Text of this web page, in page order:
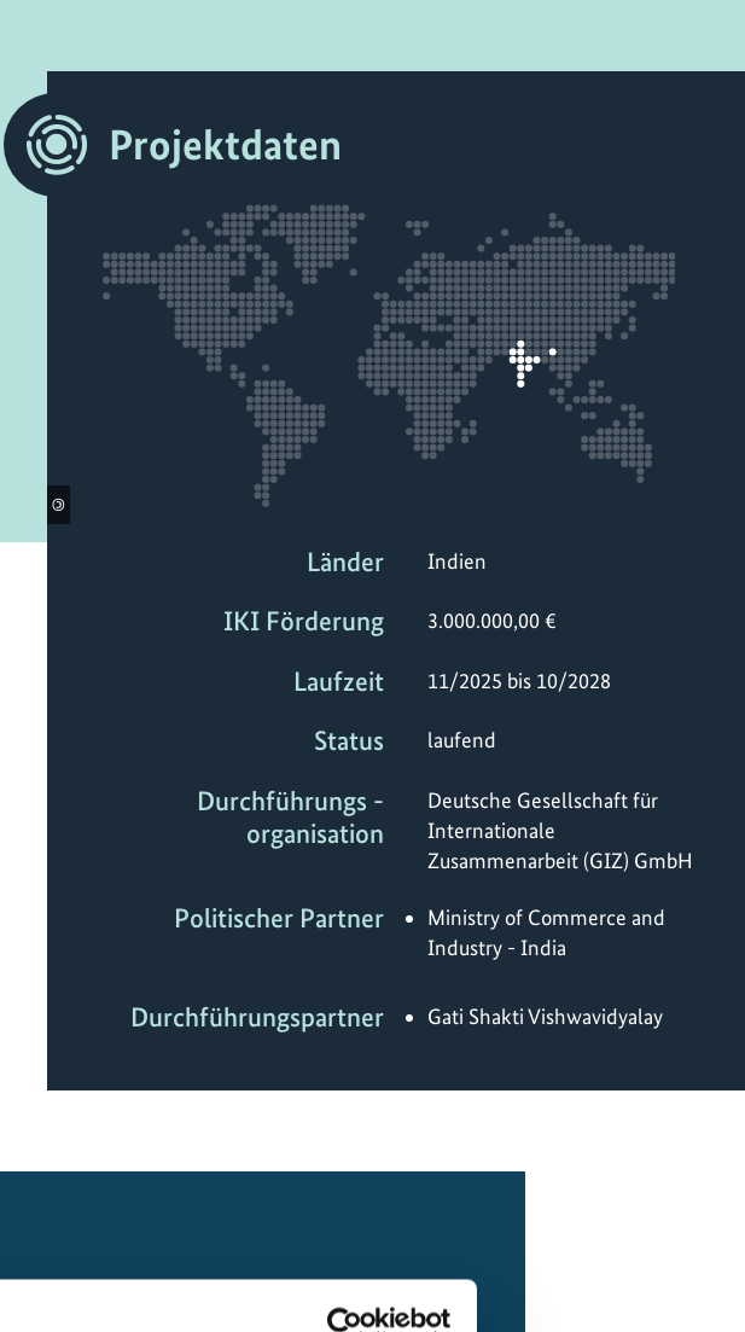
Projektdaten
©
Länder Indien
IKI Förderung 3.000.000,00 €
Laufzeit 11/2025 bis 10/2028
Status laufend
Durchführungs -
organisation
Deutsche Gesellschaft für
Internationale
Zusammenarbeit (GIZ) GmbH
Politischer Partner
Ministry of Commerce and
Industry - India
Durchführungspartner Gati Shakti Vishwavidyalay